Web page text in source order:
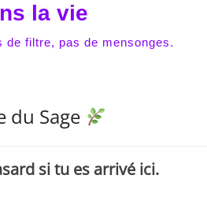
la vie
de filtre, pas de mensonges.
du Sage
si tu es arrivé ici.